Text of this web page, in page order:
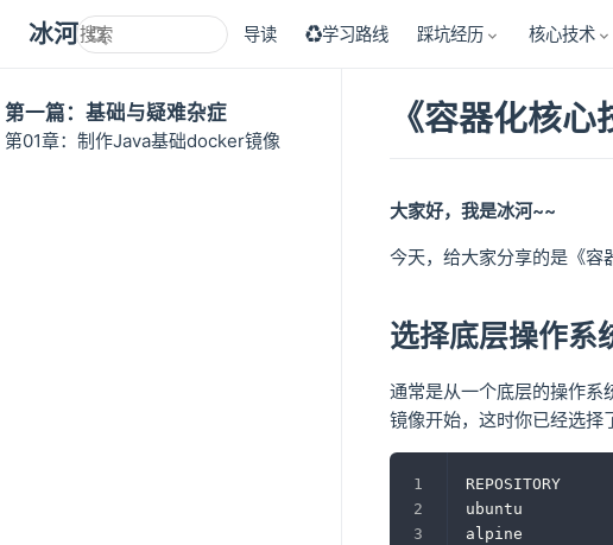
冰河技术 导读 ♻学习路线 踩坑经历 核心技术
第一篇：基础与疑难杂症
第01章：制作Java基础docker镜像
《容器化核
大家好，我是冰河~~
今天，给大家分享的是《容
选择底层操作系
通常是从一个底层的操作
镜像开始，这时你已经选择